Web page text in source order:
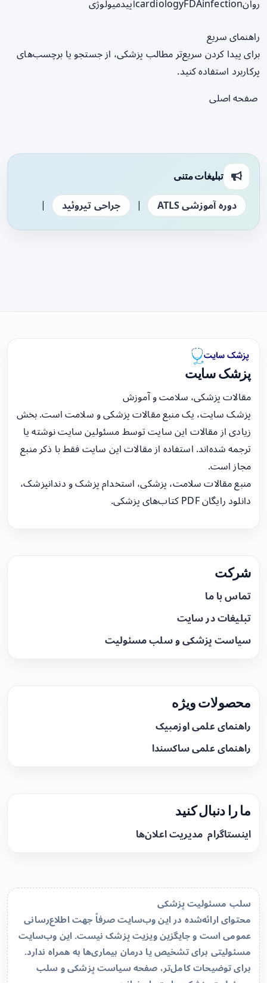
روان
cardiologyFDAinfection اپیدمیولوژی
راهنمای سریع
برای پیدا کردن سریع‌تر مطالب پزشکی، از جستجو یا برچسب‌های
پرکاربرد استفاده کنید.
صفحه اصلی
تبلیغات متنی
دوره آموزشی ATLS | جراحی تیروئید |
پزشک سایت
مقالات پزشکی، سلامت و آموزش
پزشک سایت، یک منبع مقالات پزشکی و سلامت است. بخش
زیادی از مقالات این سایت توسط مسئولین سایت نوشته یا
ترجمه شده‌اند. استفاده از مقالات این سایت فقط با ذکر منبع
مجاز است.
منبع مقالات سلامت، پزشکی، استخدام پزشک و دندانپزشک،
دانلود رایگان PDF کتاب‌های پزشکی.
شرکت
تماس با ما
تبلیغات در سایت
سیاست پزشکی و سلب مسئولیت
محصولات ویژه
راهنمای علمی اوزمپیک
راهنمای علمی ساکسندا
ما را دنبال کنید
اینستاگرام مدیریت اعلان‌ها
سلب مسئولیت پزشکی
محتوای ارائه‌شده در این وب‌سایت صرفاً جهت اطلاع‌رسانی
عمومی است و جایگزین ویزیت پزشک نیست. این وب‌سایت
مسئولیتی برای تشخیص یا درمان بیماری‌ها به همراه ندارد.
برای توضیحات کامل‌تر، صفحهسیاست پزشکی و سلب